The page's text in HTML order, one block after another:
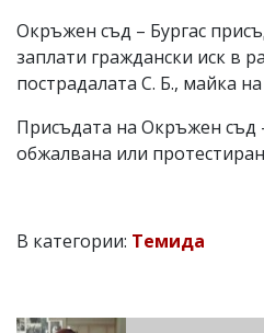
Окръжен съд – Бургас
заплати граждански иск в
пострадалата С. Б., майка
Присъдата на Окръжен съд
обжалвана или
В категории: Темида